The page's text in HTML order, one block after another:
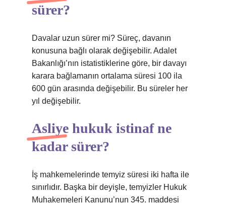
sürer?
Davalar uzun sürer mi? Süreç, davanın
konusuna bağlı olarak değişebilir. Adalet
Bakanlığı’nın istatistiklerine göre, bir davayı
karara bağlamanın ortalama süresi 100 ila
600 gün arasında değişebilir. Bu süreler her
yıl değişebilir.
Asliye hukuk istinaf ne
kadar sürer?
İş mahkemelerinde temyiz süresi iki hafta ile
sınırlıdır. Başka bir deyişle, temyizler Hukuk
Muhakemeleri Kanunu’nun 345. maddesi